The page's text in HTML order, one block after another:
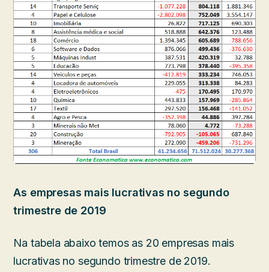
As empresas mais lucrativas no segundo
trimestre de 2019
Na tabela abaixo temos as 20 empresas mais
lucrativas no segundo trimestre de 2019.